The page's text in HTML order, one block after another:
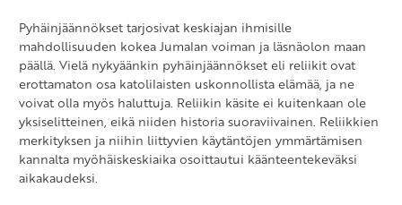
Pyhäinjäännökset tarjosivat keskiajan ihmisille
mahdollisuuden kokea Jumalan voiman ja läsnäolon maan
päällä. Vielä nykyäänkin pyhäinjäännökset eli reliikit ovat
erottamaton osa katolilaisten uskonnollista elämää, ja ne
voivat olla myös haluttuja. Reliikin käsite ei kuitenkaan ole
yksiselitteinen, eikä niiden historia suoraviivainen. Reliikkien
merkityksen ja niihin liittyvien käytäntöjen ymmärtämisen
kannalta myöhäiskeskiaika osoittautui käänteentekeväksi
aikakaudeksi.